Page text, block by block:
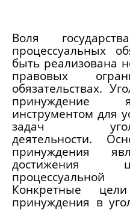
Воля
процессуальных
быть реализована
правовых
обязательствах.
принуждение
инструментом для
задач
деятельности.
принуждения
достижения
Конкретные
принуждения в